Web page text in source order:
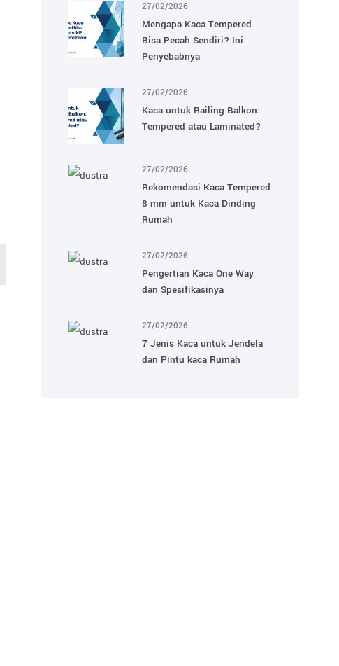
27/02/2026
Mengapa Kaca Tempered
Bisa Pecah Sendiri? Ini
Penyebabnya
27/02/2026
Kaca untuk Railing Balkon:
Tempered atau Laminated?
27/02/2026
Rekomendasi Kaca Tempered
8 mm untuk Kaca Dinding
Rumah
27/02/2026
Pengertian Kaca One Way
dan Spesifikasinya
27/02/2026
7 Jenis Kaca untuk Jendela
dan Pintu kaca Rumah